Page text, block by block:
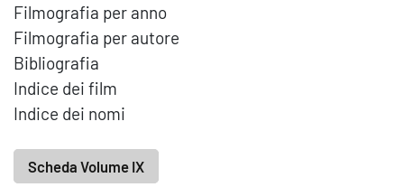
Filmografia per anno
Filmografia per autore
Bibliografia
Indice dei film
Indice dei nomi
Scheda Volume IX